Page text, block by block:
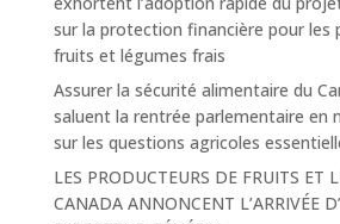
sur la protection financière pour les
fruits et légumes frais
Assurer la sécurité alimentaire du
saluent la rentrée parlementaire en
sur les questions agricoles
LES PRODUCTEURS DE FRUITS ET
CANADA ANNONCENT L’ARRIVÉE